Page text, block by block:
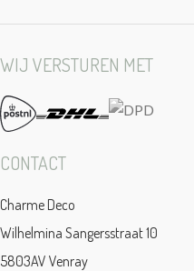
WIJ VERSTUREN MET
CONTACT
Charme Deco
Wilhelmina Sangersstraat 10
5803AV Venray